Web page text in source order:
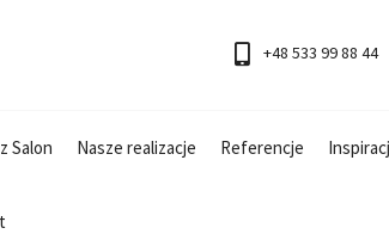
+48 533 99 88 44
Salon Nasze realizacje Referencje